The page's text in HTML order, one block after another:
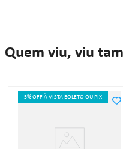
Quem viu, viu
5% OFF À VISTA BOLETO OU PIX